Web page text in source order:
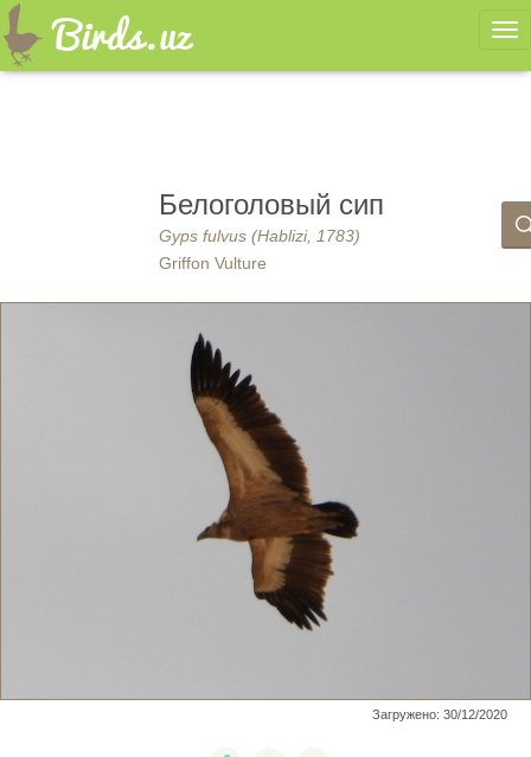
Белоголовый сип
Gyps fulvus (Hablizi, 1783)
Griffon Vulture
Загружено: 30/12/2020